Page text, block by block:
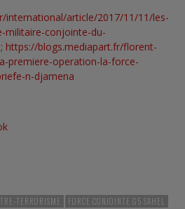
international/article/2017/11/11/les-
militaire-conjointe-du-
https://blogs.mediapart.fr/florent-
premiere-operation-la-force-
n-djamena
TERRORISME
FORCE CONJOINTE G5 SAHEL